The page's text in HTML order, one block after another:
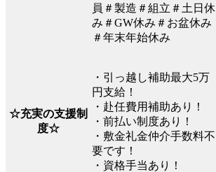
員＃製造＃組立＃土日休
み＃GW休み＃お盆休み
＃年末年始休み
☆充実の支援制
度☆
・引っ越し補助最大5万
円支給！
・赴任費用補助あり！
・前払い制度あり！
・敷金礼金仲介手数料不
要です！
・資格手当あり！